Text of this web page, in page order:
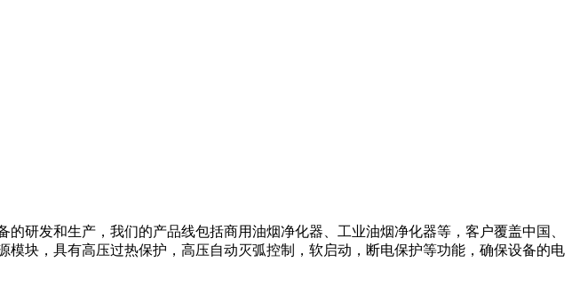
研发和生产，我们的产品线包括商用油烟净化器、工业油烟净化器等，客户覆盖中国、
块，具有高压过热保护，高压自动灭弧控制，软启动，断电保护等功能，确保设备的电